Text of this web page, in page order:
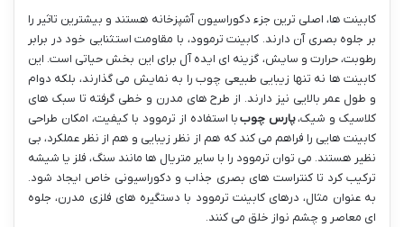
کابینت ها، اصلی ترین جزء دکوراسیون آشپزخانه هستند و بیشترین تاثیر را
بر جلوه بصری آن دارند. کابینت ترموود، با مقاومت استثنایی خود در برابر
رطوبت، حرارت و سایش، گزینه ای ایده آل برای این بخش حیاتی است. این
کابینت ها نه تنها زیبایی طبیعی چوب را به نمایش می گذارند، بلکه دوام
و طول عمر بالایی نیز دارند. از طرح های مدرن و خطی گرفته تا سبک های
کلاسیک و شیک،پارس چوببا استفاده از ترموود با کیفیت، امکان طراحی
کابینت هایی را فراهم می کند که هم از نظر زیبایی و هم از نظر عملکرد، بی
نظیر هستند. می توان ترموود را با سایر متریال ها مانند سنگ، فلز یا شیشه
ترکیب کرد تا کنتراست های بصری جذاب و دکوراسیونی خاص ایجاد شود.
به عنوان مثال، درهای کابینت ترموود با دستگیره های فلزی مدرن، جلوه
ای معاصر و چشم نواز خلق می کنند.